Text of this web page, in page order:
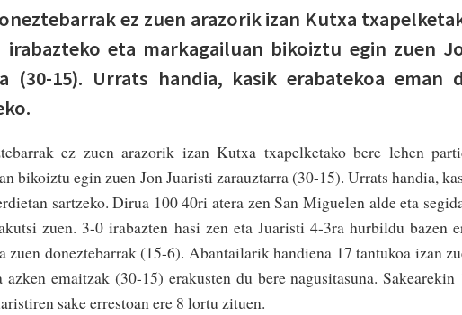
ez zuen arazorik izan Kutxa
eta markagailuan bikoiztu egin zuen
(30-15). Urrats handia, kasik erabatekoa eman
ez zuen arazorik izan Kutxa txapelketako bere lehen
bikoiztu egin zuen Jon Juaristi zarauztarra (30-15). Urrats handia,
sartzeko. Dirua 100 40ri atera zen San Miguelen alde eta
zuen. 3-0 irabazten hasi zen eta Juaristi 4-3ra hurbildu bazen
zuen doneztebarrak (15-6). Abantailarik handiena 17 tantukoa izan
emaitzak (30-15) erakusten du bere nagusitasuna. Sakearekin
sake errestoan ere 8 lortu zituen.